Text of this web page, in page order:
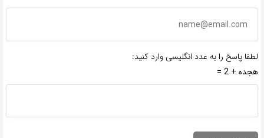
لطفا پاسخ را به عدد انگلیسی وارد کنید:
هجده + 2 =